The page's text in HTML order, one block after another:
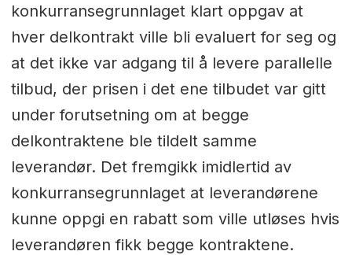
konkurransegrunnlaget klart oppgav at
hver delkontrakt ville bli evaluert for seg og
at det ikke var adgang til å levere parallelle
tilbud, der prisen i det ene tilbudet var gitt
under forutsetning om at begge
delkontraktene ble tildelt samme
leverandør. Det fremgikk imidlertid av
konkurransegrunnlaget at leverandørene
kunne oppgi en rabatt som ville utløses hvis
leverandøren fikk begge kontraktene.